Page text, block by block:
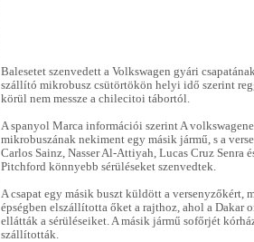
Balesetet szenvedett a Volkswagen gyári
szállító mikrobusz csütörtökön helyi idő szerint
körül nem messze a chilecitoi tábortól.
A spanyol Marca információi szerint A
mikrobuszának nekiment egy másik jármű, s a
Carlos Sainz, Nasser Al-Attiyah, Lucas Cruz Senra
Pitchford könnyebb sérüléseket szenvedtek.
A csapat egy másik buszt küldött a versenyzőkért,
épségben elszállította őket a rajthoz, ahol a Dakar
ellátták a sérüléseiket. A másik jármű sofőrjét
szállították.